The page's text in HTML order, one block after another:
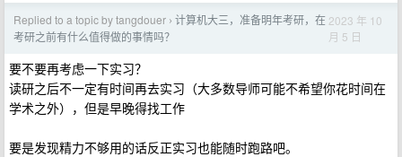
Replied to a topic by tangdouer › 计算机大三，准备明年考研，在
考研之前有什么值得做的事情吗？
2023 年 10
月 5 日
要不要再考虑一下实习？
读研之后不一定有时间再去实习（大多数导师可能不希望你花时间在
学术之外），但是早晚得找工作
要是发现精力不够用的话反正实习也能随时跑路吧。